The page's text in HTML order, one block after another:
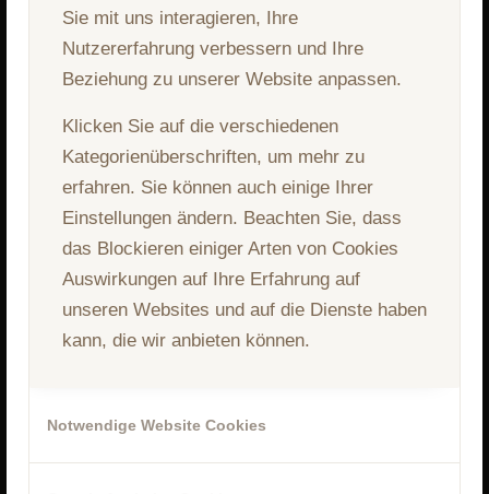
Sie mit uns interagieren, Ihre
Nutzererfahrung verbessern und Ihre
Beziehung zu unserer Website anpassen.
Klicken Sie auf die verschiedenen
Kategorienüberschriften, um mehr zu
erfahren. Sie können auch einige Ihrer
Einstellungen ändern. Beachten Sie, dass
das Blockieren einiger Arten von Cookies
Auswirkungen auf Ihre Erfahrung auf
unseren Websites und auf die Dienste haben
kann, die wir anbieten können.
Notwendige Website Cookies
Pension Koch
Am Dorfplatz 3
A-5723 Uttendorf
+43 6563 8475